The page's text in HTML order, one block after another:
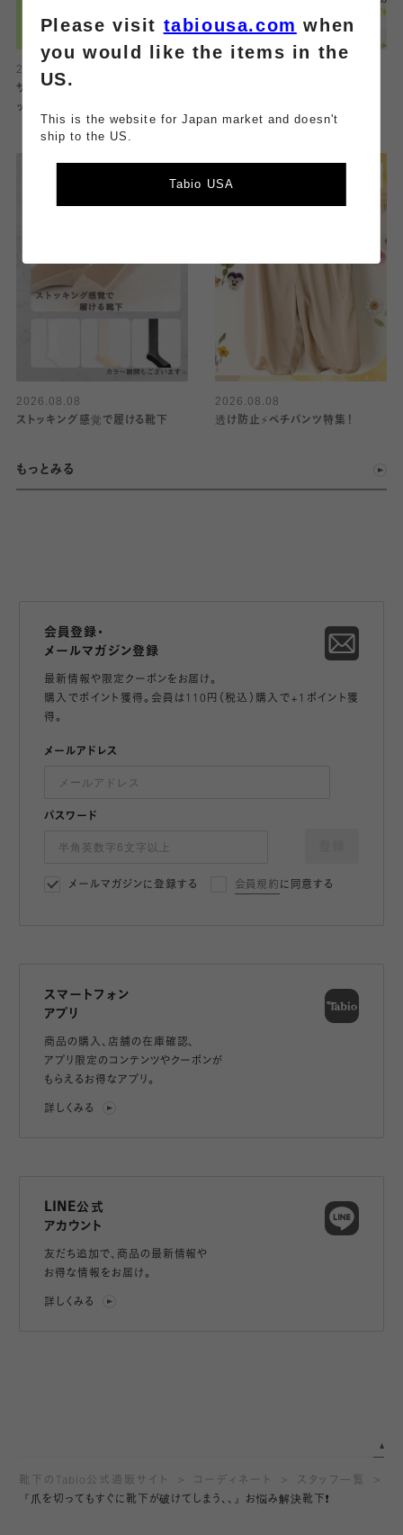
2026.08.08
サンダルに合わせられるパーツソ
ックス特集☆
2026.08.08
ストッキング感覚で履ける靴下
2026.08.08
透け防止⚡️ペチパンツ特集！
もっとみる
会員登録・
メールマガジン登録
最新情報や限定クーポンをお届け。
購入でポイント獲得。会員は110円（税込）購入で+1ポイント獲
得。
メールアドレス
パスワード
メールマガジンに登録する 会員規約 に同意する
スマートフォン
アプリ
商品の購入、店舗の在庫確認、
アプリ限定のコンテンツやクーポンが
もらえるお得なアプリ。
詳しくみる
LINE公式
アカウント
友だち追加で、 商品の最新情報や
お得な情報をお届け。
詳しくみる
靴下のTabio公式通販サイト コーディネート
スタッフ一覧
『爪を切ってもすぐに靴下が破けてしまう、、』お悩み解決靴下❗️
Please visit tabiousa.com when
you would like the items in the
US.
This is the website for Japan market and doesn't
ship to the US.
Tabio USA